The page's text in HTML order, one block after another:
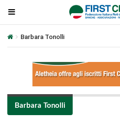
Barbara Tonolli
Barbara Tonolli